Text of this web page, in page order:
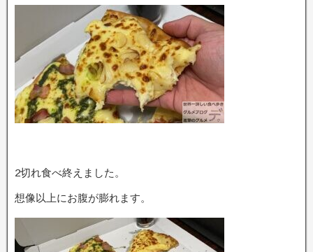
2切れ食べ終えました。
想像以上にお腹が膨れます。